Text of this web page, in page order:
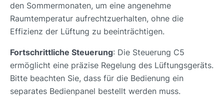
den Sommermonaten, um eine angenehme
Raumtemperatur aufrechtzuerhalten, ohne die
Effizienz der Lüftung zu beeinträchtigen.
Fortschrittliche Steuerung: Die Steuerung C5
ermöglicht eine präzise Regelung des Lüftungsgeräts.
Bitte beachten Sie, dass für die Bedienung ein
separates Bedienpanel bestellt werden muss.